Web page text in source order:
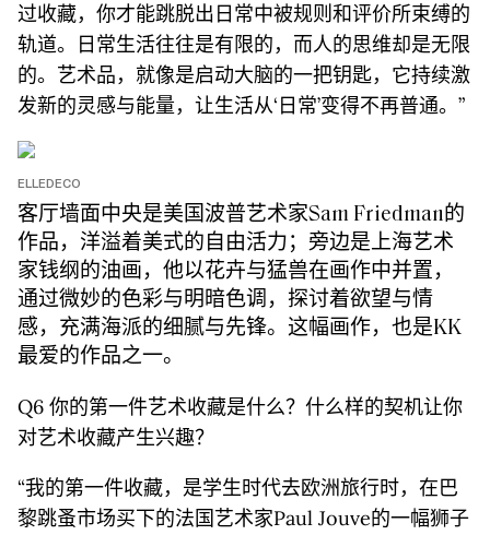
过收藏，你才能跳脱出日常中被规则和评价所束缚的
轨道。日常生活往往是有限的，而人的思维却是无限
的。艺术品，就像是启动大脑的一把钥匙，它持续激
发新的灵感与能量，让生活从‘日常’变得不再普通。”
ELLEDECO
客厅墙面中央是美国波普艺术家Sam Friedman的
作品，洋溢着美式的自由活力；旁边是上海艺术
家钱纲的油画，他以花卉与猛兽在画作中并置，
通过微妙的色彩与明暗色调，探讨着欲望与情
感，充满海派的细腻与先锋。这幅画作，也是KK
最爱的作品之一。
Q6 你的第一件艺术收藏是什么？什么样的契机让你
对艺术收藏产生兴趣？
“我的第⼀件收藏，是学⽣时代去欧洲旅⾏时，在巴
黎跳蚤市场买下的法国艺术家Paul Jouve的⼀幅狮⼦